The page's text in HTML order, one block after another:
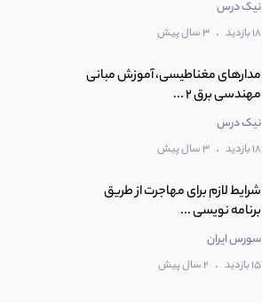
نیک درس
18 بازدید . 3 سال پیش
مدارهای مغناطیسی، آموزش مبانی
مهندسی برق 2 ...
نیک درس
18 بازدید . 3 سال پیش
شرایط لازم برای مهاجرت از طریق
برنامه نویسی ...
سورس ایران
15 بازدید . 2 سال پیش